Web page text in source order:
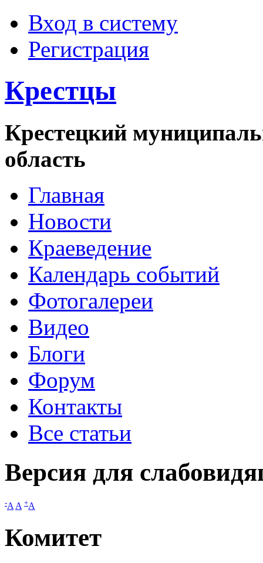
Вход в систему
Регистрация
Крестцы
Крестецкий
область
Главная
Новости
Краеведение
Календарь событий
Фотогалереи
Видео
Блоги
Форум
Контакты
Все статьи
Версия для
-A A +A
Комитет